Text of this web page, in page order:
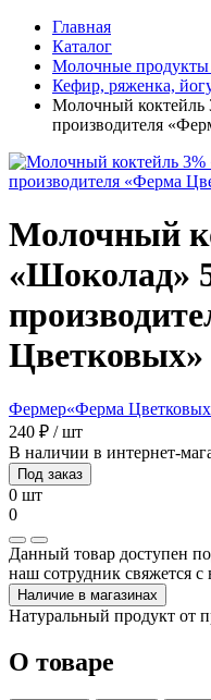
Главная
Каталог
Молочные продукты
Кефир, ряженка,
Молочный коктейль
производителя
Молочный
«Шоколад»
Цветковых»
Фермер«Ферма
240 ₽ / шт
В наличии в интернет-
Под заказ
0 шт
0
Данный товар доступен
наш сотрудник свяжется
Наличие в магазинах
Натуральный продукт от
О товаре